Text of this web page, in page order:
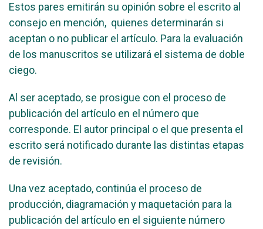
Estos pares emitirán su opinión sobre el escrito al
consejo en mención, quienes determinarán si
aceptan o no publicar el artículo. Para la evaluación
de los manuscritos se utilizará el sistema de doble
ciego.
Al ser aceptado, se prosigue con el proceso de
publicación del artículo en el número que
corresponde. El autor principal o el que presenta el
escrito será notificado durante las distintas etapas
de revisión.
Una vez aceptado, continúa el proceso de
producción, diagramación y maquetación para la
publicación del artículo en el siguiente número